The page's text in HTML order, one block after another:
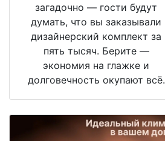
загадочно — гости будут
думать, что вы заказывали
дизайнерский комплект за
пять тысяч. Берите —
экономия на глажке и
долговечность окупают всё.